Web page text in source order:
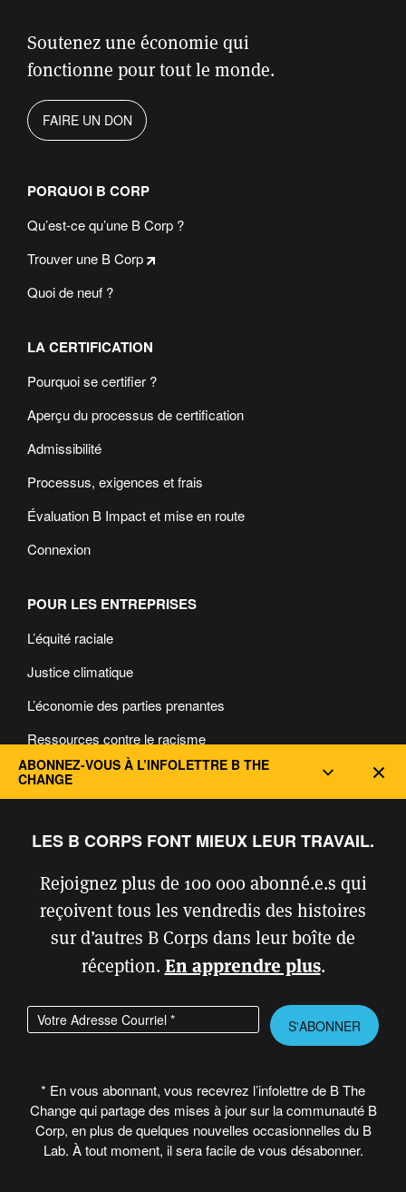
Soutenez une économie qui
fonctionne pour tout le monde.
FAIRE UN DON
PORQUOI B CORP
Qu’est-ce qu’une B Corp ?
Trouver une B Corp
Quoi de neuf ?
LA CERTIFICATION
Pourquoi se certifier ?
Aperçu du processus de certification
Admissibilité
Processus, exigences et frais
Évaluation B Impact et mise en route
Connexion
POUR LES ENTREPRISES
L’équité raciale
Justice climatique
L’économie des parties prenantes
Ressources contre le racisme
Ressources pour les personnes Autochtones, Noires et de
INFOS POUR LES B CORP
Infos pour les B Corp
Votre certification
Guide pour le renouvellement de la certification B Corp
B Hive
B LAB
À propos de B Lab États-Unis et Canada
ABONNEZ-VOUS À L’INFOLETTRE B THE
CHANGE
LES B CORPS FONT MIEUX LEUR TRAVAIL.
Rejoignez plus de 100 000 abonné.e.s qui
reçoivent tous les vendredis des histoires
sur d’autres B Corps dans leur boîte de
réception. En apprendre plus.
Entrez votre adresse courriel
Please leave this field empty.
* En vous abonnant, vous recevrez l’infolettre de B The
Change qui partage des mises à jour sur la communauté B
Corp, en plus de quelques nouvelles occasionnelles du B
Lab. À tout moment, il sera facile de vous désabonner.